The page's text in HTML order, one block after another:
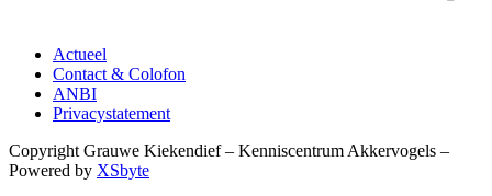
Actueel
Contact & Colofon
ANBI
Privacystatement
Copyright Grauwe Kiekendief – Kenniscentrum Akkervogels –
Powered by XSbyte